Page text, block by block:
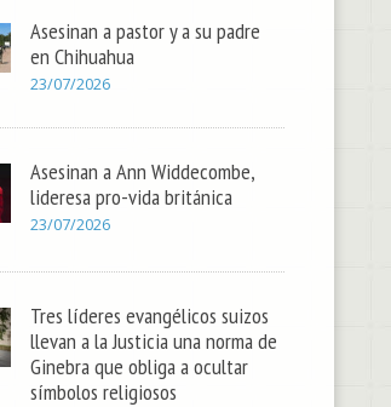
Asesinan a pastor y a su padre
en Chihuahua
23/07/2026
Asesinan a Ann Widdecombe,
lideresa pro-vida británica
23/07/2026
Tres líderes evangélicos suizos
llevan a la Justicia una norma de
Ginebra que obliga a ocultar
símbolos religiosos